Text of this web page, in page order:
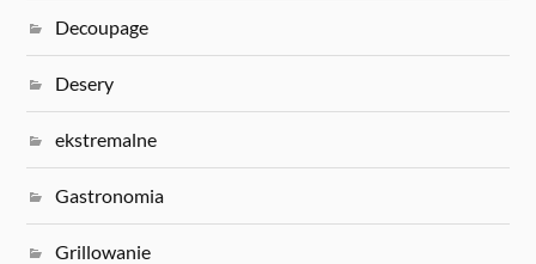
Decoupage
Desery
ekstremalne
Gastronomia
Grillowanie